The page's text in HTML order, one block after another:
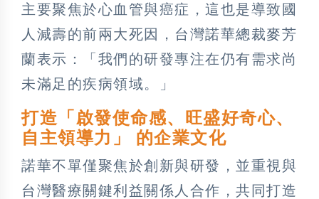
主要聚焦於心血管與癌症，這也是導致國
人減壽的前兩大死因，台灣諾華總裁麥芳
蘭表示：「我們的研發專注在仍有需求尚
未滿足的疾病領域。」
打造「啟發使命感、旺盛好奇心、
自主領導力」 的企業文化
諾華不單僅聚焦於創新與研發，並重視與
台灣醫療關鍵利益關係人合作，共同打造